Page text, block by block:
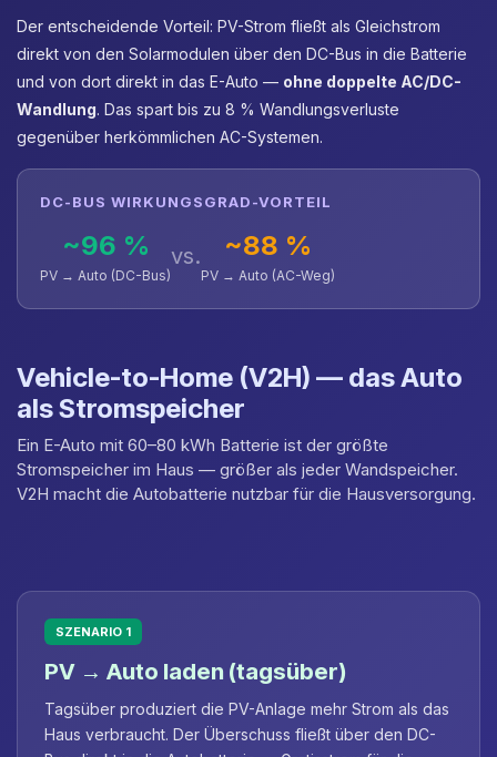
Der entscheidende Vorteil: PV-Strom fließt als Gleichstrom
direkt von den Solarmodulen über den DC-Bus in die Batterie
und von dort direkt in das E-Auto — ohne doppelte AC/DC-
Wandlung. Das spart bis zu 8 % Wandlungsverluste
gegenüber herkömmlichen AC-Systemen.
DC-BUS WIRKUNGSGRAD-VORTEIL
~96 %
PV → Auto (DC-Bus)
vs. ~88 %
PV → Auto (AC-Weg)
Vehicle-to-Home (V2H) — das Auto
als Stromspeicher
Ein E-Auto mit 60–80 kWh Batterie ist der größte
Stromspeicher im Haus — größer als jeder Wandspeicher.
V2H macht die Autobatterie nutzbar für die Hausversorgung.
SZENARIO 1
PV → Auto laden (tagsüber)
Tagsüber produziert die PV-Anlage mehr Strom als das
Haus verbraucht. Der Überschuss fließt über den DC-